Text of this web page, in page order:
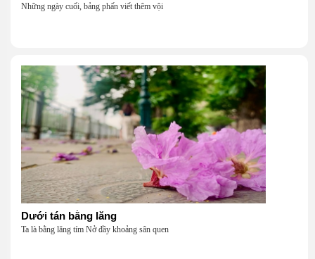
Những ngày cuối, bảng phấn viết thêm vội
Dưới tán bằng lăng
Ta là bằng lăng tím Nở đầy khoảng sân quen